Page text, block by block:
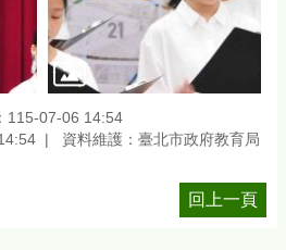
115-07-06 14:54
資料維護：臺北市政府教育局
回上一頁